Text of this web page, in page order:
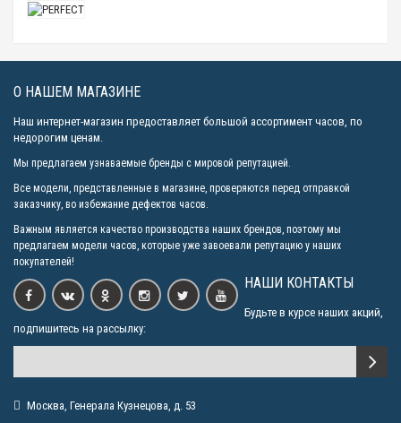
О НАШЕМ МАГАЗИНЕ
Наш интернет-магазин предоставляет большой ассортимент часов, по
недорогим ценам.
Мы предлагаем узнаваемые бренды с мировой репутацией.
Все модели, представленные в магазине, проверяются перед отправкой
заказчику, во избежание дефектов часов.
Важным является качество производства наших брендов, поэтому мы
предлагаем модели часов, которые уже завоевали репутацию у наших
покупателей!
НАШИ КОНТАКТЫ
Будьте в курсе наших акций,
подпишитесь на рассылку:
Москва, Генерала Кузнецова, д. 53